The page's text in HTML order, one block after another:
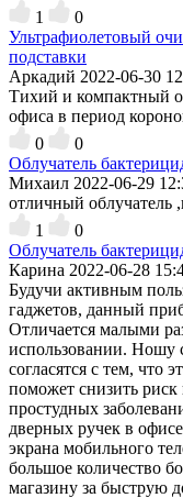
1
0
Ультрафиолетовый
подставки
Аркадий 2022-06-30
Тихий и компактный
офиса в период
0
0
Облучатель
Михаил 2022-06-29
отличный облучатель
1
0
Облучатель
Карина 2022-06-28
Будучи активным
гаджетов, данный
Отличается малыми
использовании. Ношу
согласятся с тем, что
поможет снизить
простудных
дверных ручек в
экрана мобильного
большое количество
магазину за быструю